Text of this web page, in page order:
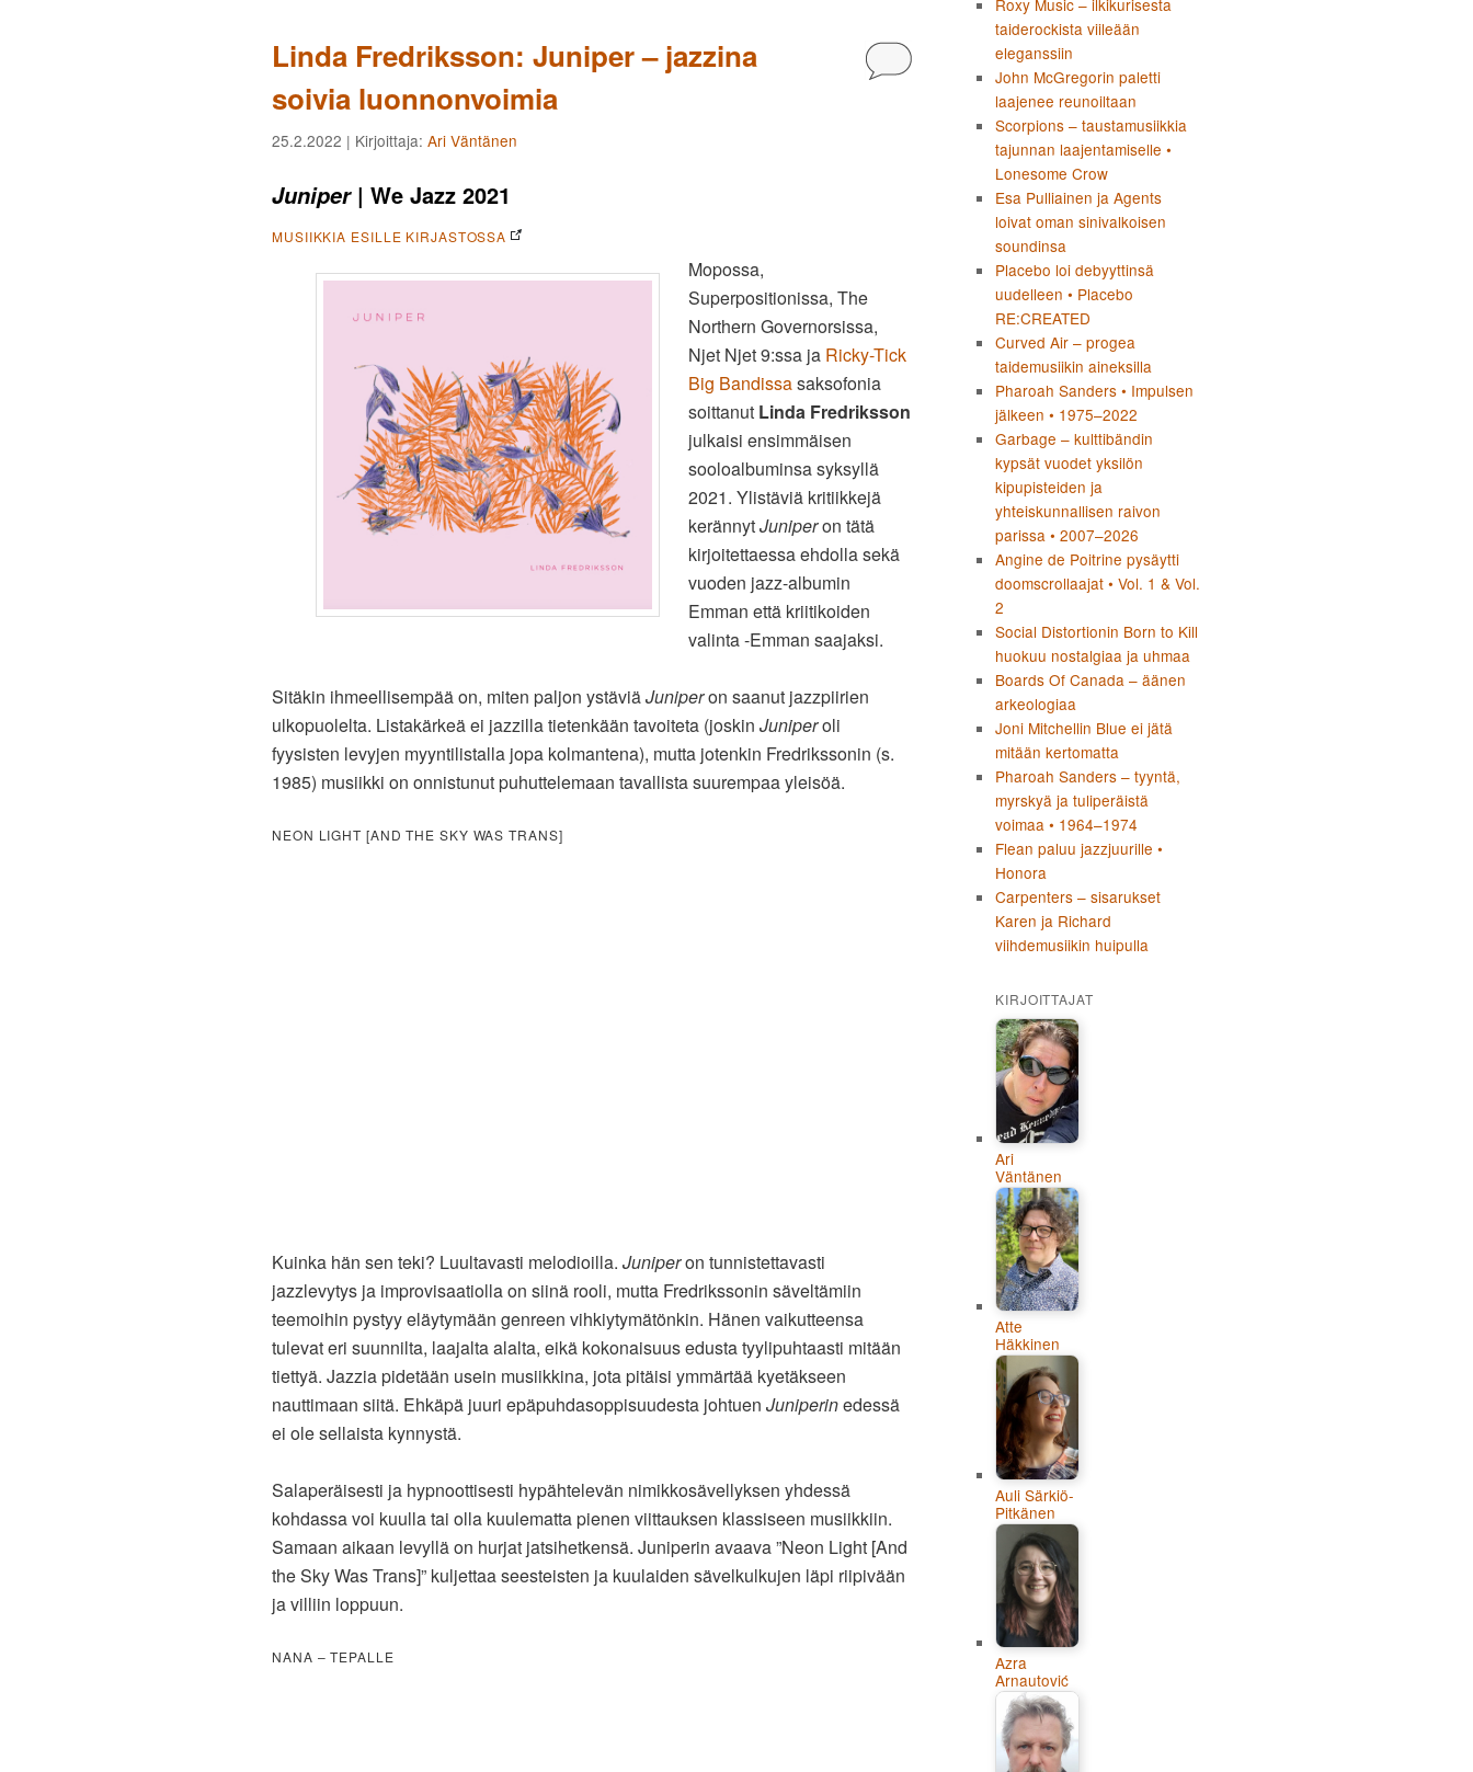
Linda Fredriksson: Juniper – jazzina
soivia luonnonvoimia
Kommentoi
25.2.2022 | Kirjoittaja: Ari Väntänen
Juniper| We Jazz 2021
MUSIIKKIA ESILLE KIRJASTOSSA
Mopossa,
Superpositionissa, The
Northern Governorsissa,
Njet Njet 9:ssa ja Ricky-Tick
Big Bandissasaksofonia
soittanut Linda Fredriksson
julkaisi ensimmäisen
sooloalbuminsa syksyllä
2021. Ylistäviä kritiikkejä
kerännytJuniperon tätä
kirjoitettaessa ehdolla sekä
vuoden jazz-albumin
Emman että kriitikoiden
valinta -Emman saajaksi.
Sitäkin ihmeellisempää on, miten paljon ystäviäJuniperon saanut jazzpiirien
ulkopuolelta. Listakärkeä ei jazzilla tietenkään tavoiteta (joskin Juniperoli
fyysisten levyjen myyntilistalla jopa kolmantena), mutta jotenkin Fredrikssonin (s.
1985) musiikki on onnistunut puhuttelemaan tavallista suurempaa yleisöä.
NEON LIGHT [AND THE SKY WAS TRANS]
Kuinka hän sen teki? Luultavasti melodioilla. Juniperon tunnistettavasti
jazzlevytys ja improvisaatiolla on siinä rooli, mutta Fredrikssonin säveltämiin
teemoihin pystyy eläytymään genreen vihkiytymätönkin. Hänen vaikutteensa
tulevat eri suunnilta, laajalta alalta, eikä kokonaisuus edusta tyylipuhtaasti mitään
tiettyä. Jazzia pidetään usein musiikkina, jota pitäisi ymmärtää kyetäkseen
nauttimaan siitä. Ehkäpä juuri epäpuhdasoppisuudesta johtuen Juniperinedessä
ei ole sellaista kynnystä.
Salaperäisesti ja hypnoottisesti hypähtelevän nimikkosävellyksen yhdessä
kohdassa voi kuulla tai olla kuulematta pienen viittauksen klassiseen musiikkiin.
Samaan aikaan levyllä on hurjat jatsihetkensä. Juniperin avaava ”Neon Light [And
the Sky Was Trans]” kuljettaa seesteisten ja kuulaiden sävelkulkujen läpi riipivään
ja villiin loppuun.
NANA – TEPALLE
Roxy Music – ilkikurisesta
taiderockista viileään
eleganssiin
John McGregorin paletti
laajenee reunoiltaan
Scorpions – taustamusiikkia
tajunnan laajentamiselle •
Lonesome Crow
Esa Pulliainen ja Agents
loivat oman sinivalkoisen
soundinsa
Placebo loi debyyttinsä
uudelleen • Placebo
RE:CREATED
Curved Air – progea
taidemusiikin aineksilla
Pharoah Sanders • Impulsen
jälkeen • 1975–2022
Garbage – kulttibändin
kypsät vuodet yksilön
kipupisteiden ja
yhteiskunnallisen raivon
parissa • 2007–2026
Angine de Poitrine pysäytti
doomscrollaajat • Vol. 1 & Vol.
2
Social Distortionin Born to Kill
huokuu nostalgiaa ja uhmaa
Boards Of Canada – äänen
arkeologiaa
Joni Mitchellin Blue ei jätä
mitään kertomatta
Pharoah Sanders – tyyntä,
myrskyä ja tuliperäistä
voimaa • 1964–1974
Flean paluu jazzjuurille •
Honora
Carpenters – sisarukset
Karen ja Richard
viihdemusiikin huipulla
KIRJOITTAJAT
Ari
Väntänen
Atte
Häkkinen
Auli Särkiö-
Pitkänen
Azra
Arnautović